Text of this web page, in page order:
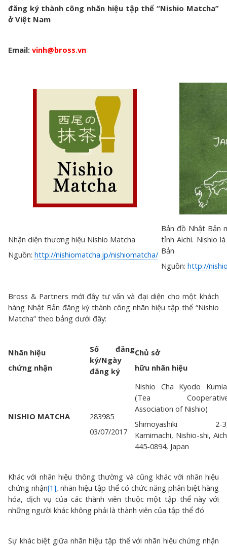
đăng ký thành công nhãn hiệu tập thể “Nishio Matcha”
ở Việt Nam
Email: vinh@bross.vn
Nhận diện thương hiệu Nishio Matcha
Nguồn: http://nishiomatcha.jp/nishiomatcha/
Bản đồ Nhật Bản
tỉnh Aichi. Nishio
Bản
Nguồn: http://
Bross & Partners mới đây tư vấn và đại diện cho một khách
hàng Nhật Bản đăng ký thành công nhãn hiệu tập thể “Nishio
Matcha” theo bảng dưới đây:
Nhãn hiệu
chứng nhận
Số đăng
ký/Ngày
đăng ký
Chủ sở
hữu nhãn hiệu
NISHIO MATCHA
283985
03/07/2017
Nishio Cha Kyodo
(Tea
Association of Nishio)
Shimoyashiki 2-
Kamimachi, Nishio-shi,
445-0894, Japan
Khác với nhãn hiệu thông thường và cũng khác với nhãn hiệu
chứng nhận[1], nhãn hiệu tập thể có chức năng phân biệt hàng
hóa, dịch vụ của các thành viên thuộc một tập thể này với
những người khác không phải là thành viên của tập thể đó
Sự khác biệt giữa nhãn hiệu tập thể với nhãn hiệu chứng nhận